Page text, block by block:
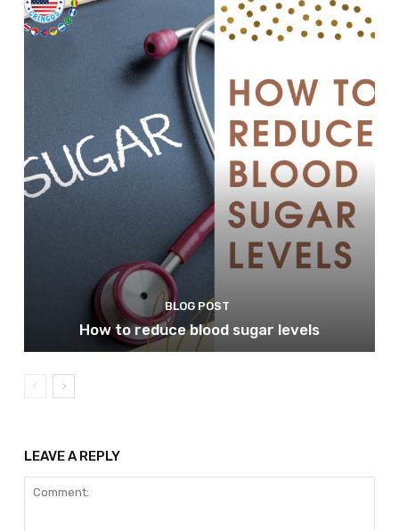
BLOG POST
How to reduce blood sugar levels
LEAVE A REPLY